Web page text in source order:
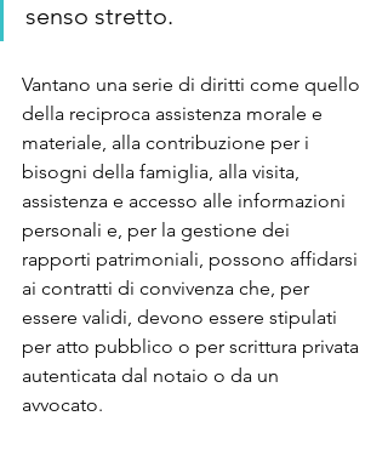
senso stretto.
Vantano una serie di diritti come quello
della reciproca assistenza morale e
materiale, alla contribuzione per i
bisogni della famiglia, alla visita,
assistenza e accesso alle informazioni
personali e, per la gestione dei
rapporti patrimoniali, possono affidarsi
ai contratti di convivenza che, per
essere validi, devono essere stipulati
per atto pubblico o per scrittura privata
autenticata dal notaio o da un
avvocato.